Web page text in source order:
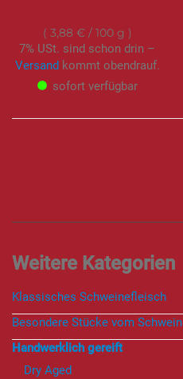
3,88 €/ 100 g
7% USt. sind schon drin –
Versandkommt obendrauf.
sofort verfügbar
Klassisches Schweinefleisch
Besondere Stücke vom Schwein
Handwerklich gereift
Dry Aged